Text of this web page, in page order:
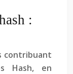
:
contribuant
Hash, en